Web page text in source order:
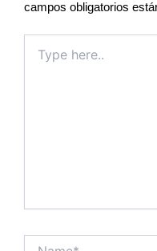
campos obligatorios
here..